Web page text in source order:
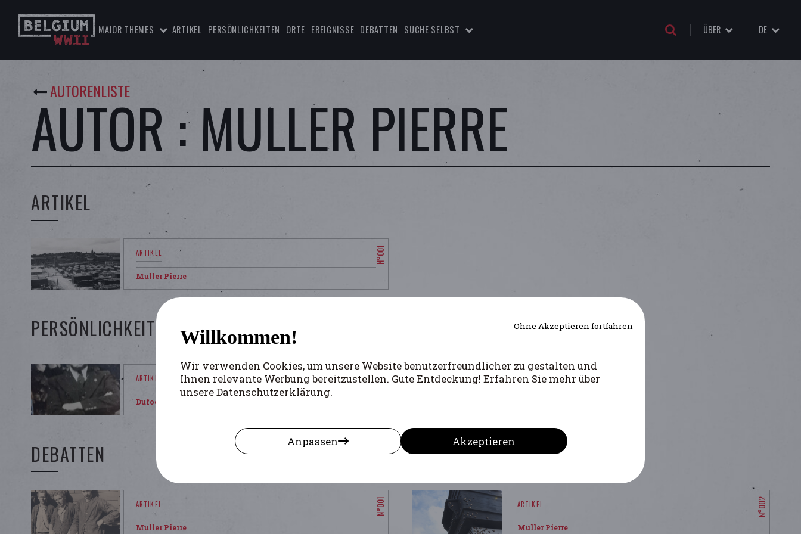
MAJOR THEMES ARTIKEL PERSÖNLICHKEITEN ORTE EREIGNISSE DEBATTEN SUCHE SELBST ÜBER DE
AUTORENLISTE
AUTOR : MULLER PIERRE
ARTIKEL
Muller Pierre
PERSÖNLICHKEITEN
Dufoor Bjorn
DEBATTEN
Muller Pierre Muller Pierre
Willkommen!
Wir verwenden Cookies, um unsere Website benutzerfreundlicher zu gestalten und
Ihnen relevante Werbung bereitzustellen. Gute Entdeckung! Erfahren Sie mehr über
unsere Datenschutzerklärung.
Anpassen Akzeptieren
Ohne Akzeptieren fortfahren